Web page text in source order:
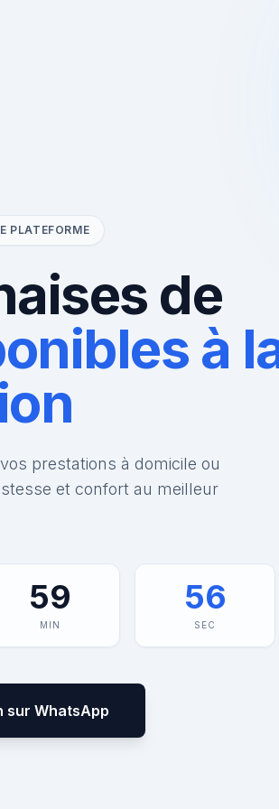
PLATEFORME
de
à
prestations à domicile ou
et confort au meilleur
59
MIN
56
SEC
sur WhatsApp